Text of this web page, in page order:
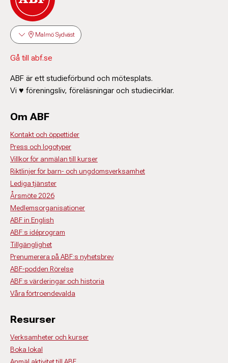
Malmö Sydväst
Gå till abf.se
ABF är ett studieförbund och mötesplats.
Vi ♥ föreningsliv, föreläsningar och studiecirklar.
Om ABF
Kontakt och öppettider
Press och logotyper
Villkor för anmälan till kurser
Riktlinjer för barn- och ungdomsverksamhet
Lediga tjänster
Årsmöte 2026
Medlemsorganisationer
ABF in English
ABF:s idéprogram
Tillgänglighet
Prenumerera på ABF:s nyhetsbrev
ABF-podden Rörelse
ABF:s värderingar och historia
Våra förtroendevalda
Resurser
Verksamheter och kurser
Boka lokal